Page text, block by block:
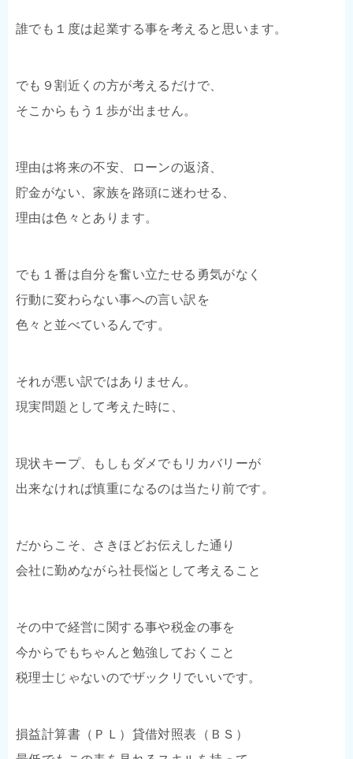
誰でも１度は起業する事を考えると思います。
でも９割近くの方が考えるだけで、
そこからもう１歩が出ません。
理由は将来の不安、ローンの返済、
貯金がない、家族を路頭に迷わせる、
理由は色々とあります。
でも１番は自分を奮い立たせる勇気がなく
行動に変わらない事への言い訳を
色々と並べているんです。
それが悪い訳ではありません。
現実問題として考えた時に、
現状キープ、もしもダメでもリカバリーが
出来なければ慎重になるのは当たり前です。
だからこそ、さきほどお伝えした通り
会社に勤めながら社長悩として考えること
その中で経営に関する事や税金の事を
今からでもちゃんと勉強しておくこと
税理士じゃないのでザックリでいいです。
損益計算書（ＰＬ）貸借対照表（ＢＳ）